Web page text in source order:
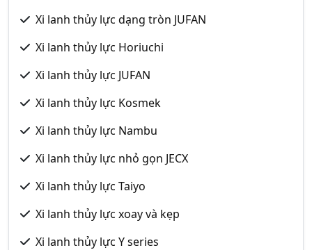
Xi lanh thủy lực dạng tròn JUFAN
Xi lanh thủy lực Horiuchi
Xi lanh thủy lực JUFAN
Xi lanh thủy lực Kosmek
Xi lanh thủy lực Nambu
Xi lanh thủy lực nhỏ gọn JECX
Xi lanh thủy lực Taiyo
Xi lanh thủy lực xoay và kẹp
Xi lanh thủy lực Y series